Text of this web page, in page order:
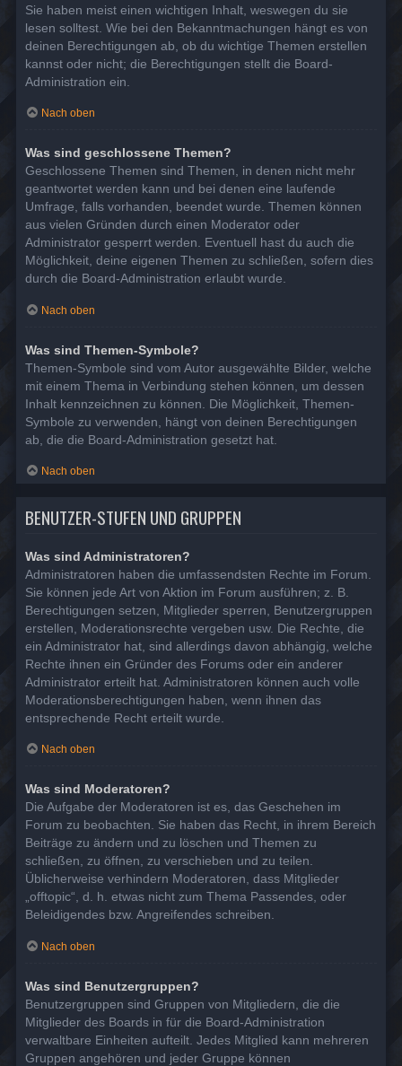
Sie haben meist einen wichtigen Inhalt, weswegen du sie
lesen solltest. Wie bei den Bekanntmachungen hängt es von
deinen Berechtigungen ab, ob du wichtige Themen erstellen
kannst oder nicht; die Berechtigungen stellt die Board-
Administration ein.
Nach oben
Was sind geschlossene Themen?
Geschlossene Themen sind Themen, in denen nicht mehr
geantwortet werden kann und bei denen eine laufende
Umfrage, falls vorhanden, beendet wurde. Themen können
aus vielen Gründen durch einen Moderator oder
Administrator gesperrt werden. Eventuell hast du auch die
Möglichkeit, deine eigenen Themen zu schließen, sofern dies
durch die Board-Administration erlaubt wurde.
Nach oben
Was sind Themen-Symbole?
Themen-Symbole sind vom Autor ausgewählte Bilder, welche
mit einem Thema in Verbindung stehen können, um dessen
Inhalt kennzeichnen zu können. Die Möglichkeit, Themen-
Symbole zu verwenden, hängt von deinen Berechtigungen
ab, die die Board-Administration gesetzt hat.
Nach oben
BENUTZER-STUFEN UND GRUPPEN
Was sind Administratoren?
Administratoren haben die umfassendsten Rechte im Forum.
Sie können jede Art von Aktion im Forum ausführen; z. B.
Berechtigungen setzen, Mitglieder sperren, Benutzergruppen
erstellen, Moderationsrechte vergeben usw. Die Rechte, die
ein Administrator hat, sind allerdings davon abhängig, welche
Rechte ihnen ein Gründer des Forums oder ein anderer
Administrator erteilt hat. Administratoren können auch volle
Moderationsberechtigungen haben, wenn ihnen das
entsprechende Recht erteilt wurde.
Nach oben
Was sind Moderatoren?
Die Aufgabe der Moderatoren ist es, das Geschehen im
Forum zu beobachten. Sie haben das Recht, in ihrem Bereich
Beiträge zu ändern und zu löschen und Themen zu
schließen, zu öffnen, zu verschieben und zu teilen.
Üblicherweise verhindern Moderatoren, dass Mitglieder
„offtopic“, d. h. etwas nicht zum Thema Passendes, oder
Beleidigendes bzw. Angreifendes schreiben.
Nach oben
Was sind Benutzergruppen?
Benutzergruppen sind Gruppen von Mitgliedern, die die
Mitglieder des Boards in für die Board-Administration
verwaltbare Einheiten aufteilt. Jedes Mitglied kann mehreren
Gruppen angehören und jeder Gruppe können